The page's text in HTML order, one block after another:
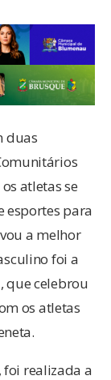
duas
atletas se
esportes para
a melhor
foi a
que celebrou
os atletas
foi realizada a